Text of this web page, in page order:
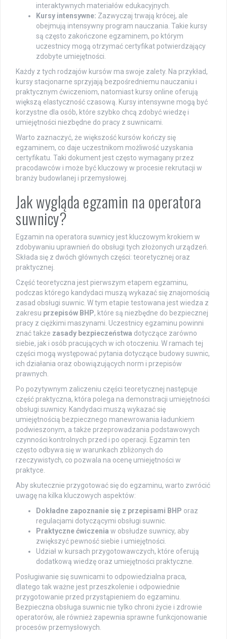
interaktywnych materiałów edukacyjnych.
Kursy intensywne: Zazwyczaj trwają krócej, ale
obejmują intensywny program nauczania. Takie kursy
są często zakończone egzaminem, po którym
uczestnicy mogą otrzymać certyfikat potwierdzający
zdobyte umiejętności.
Każdy z tych rodzajów kursów ma swoje zalety. Na przykład,
kursy stacjonarne sprzyjają bezpośredniemu nauczaniu i
praktycznym ćwiczeniom, natomiast kursy online oferują
większą elastyczność czasową. Kursy intensywne mogą być
korzystne dla osób, które szybko chcą zdobyć wiedzę i
umiejętności niezbędne do pracy z suwnicami.
Warto zaznaczyć, że większość kursów kończy się
egzaminem, co daje uczestnikom możliwość uzyskania
certyfikatu. Taki dokument jest często wymagany przez
pracodawców i może być kluczowy w procesie rekrutacji w
branży budowlanej i przemysłowej.
Jak wygląda egzamin na operatora
suwnicy?
Egzamin na operatora suwnicy jest kluczowym krokiem w
zdobywaniu uprawnień do obsługi tych złożonych urządzeń.
Składa się z dwóch głównych części: teoretycznej oraz
praktycznej.
Część teoretyczna jest pierwszym etapem egzaminu,
podczas którego kandydaci muszą wykazać się znajomością
zasad obsługi suwnic. W tym etapie testowana jest wiedza z
zakresu przepisów BHP, które są niezbędne do bezpiecznej
pracy z ciężkimi maszynami. Uczestnicy egzaminu powinni
znać także zasady bezpieczeństwa dotyczące zarówno
siebie, jak i osób pracujących w ich otoczeniu. W ramach tej
części mogą występować pytania dotyczące budowy suwnic,
ich działania oraz obowiązujących norm i przepisów
prawnych.
Po pozytywnym zaliczeniu części teoretycznej następuje
część praktyczna, która polega na demonstracji umiejętności
obsługi suwnicy. Kandydaci muszą wykazać się
umiejętnością bezpiecznego manewrowania ładunkiem
podwieszonym, a także przeprowadzania podstawowych
czynności kontrolnych przed i po operacji. Egzamin ten
często odbywa się w warunkach zbliżonych do
rzeczywistych, co pozwala na ocenę umiejętności w
praktyce.
Aby skutecznie przygotować się do egzaminu, warto zwrócić
uwagę na kilka kluczowych aspektów:
Dokładne zapoznanie się z przepisami BHP oraz
regulacjami dotyczącymi obsługi suwnic.
Praktyczne ćwiczenia w obsłudze suwnicy, aby
zwiększyć pewność siebie i umiejętności.
Udział w kursach przygotowawczych, które oferują
dodatkową wiedzę oraz umiejętności praktyczne.
Posługiwanie się suwnicami to odpowiedzialna praca,
dlatego tak ważne jest przeszkolenie i odpowiednie
przygotowanie przed przystąpieniem do egzaminu.
Bezpieczna obsługa suwnic nie tylko chroni życie i zdrowie
operatorów, ale również zapewnia sprawne funkcjonowanie
procesów przemysłowych.